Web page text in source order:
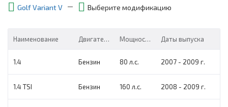
Golf Variant V
Выберите модификацию
Наименование Двигатель Мощность Даты выпуска
1.4 Бензин 80 л.с. 2007 - 2009 г.
1.4 TSI Бензин 160 л.с. 2008 - 2009 г.